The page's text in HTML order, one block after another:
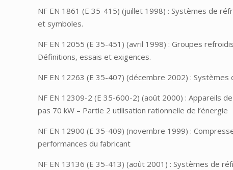
NF EN 1861 (E 35-415) (juillet 1998) : Systèmes de
et symboles.
NF EN 12055 (E 35-451) (avril 1998) : Groupes
Définitions, essais et exigences.
NF EN 12263 (E 35-407) (décembre 2002) :
NF EN 12309-2 (E 35-600-2) (août 2000) : Appareils
pas 70 kW – Partie 2 utilisation rationnelle de l’énergie
NF EN 12900 (E 35-409) (novembre 1999) :
performances du fabricant
NF EN 13136 (E 35-413) (août 2001) : Systèmes de